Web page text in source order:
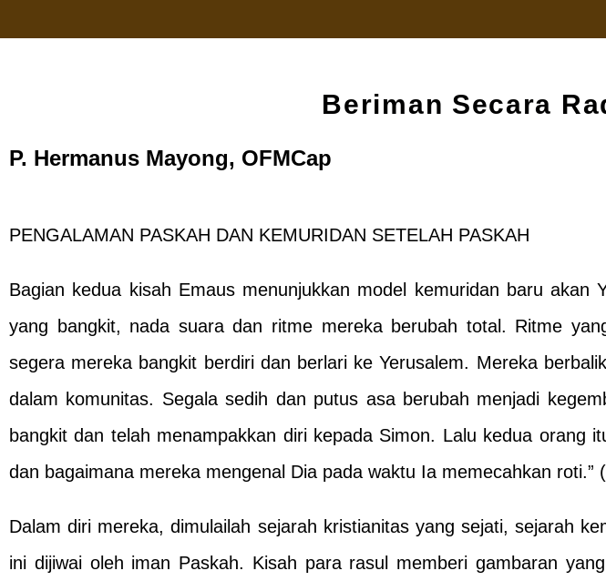
Beriman Secara
P. Hermanus Mayong, OFMCap
PENGALAMAN PASKAH DAN KEMURIDAN SETELAH PASKAH
Bagian kedua kisah Emaus menunjukkan model kemuridan baru akan
yang bangkit, nada suara dan ritme mereka berubah total. Ritme
segera mereka bangkit berdiri dan berlari ke Yerusalem. Mereka
dalam komunitas. Segala sedih dan putus asa berubah menjadi
bangkit dan telah menampakkan diri kepada Simon. Lalu kedua orang
dan bagaimana mereka mengenal Dia pada waktu Ia memecahkan roti.”
Dalam diri mereka, dimulailah sejarah kristianitas yang sejati, sejarah
ini dijiwai oleh iman Paskah. Kisah para rasul memberi gambaran